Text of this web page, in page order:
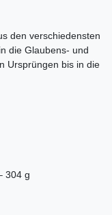
den verschiedensten
die Glaubens- und
Ursprüngen bis in die
304 g